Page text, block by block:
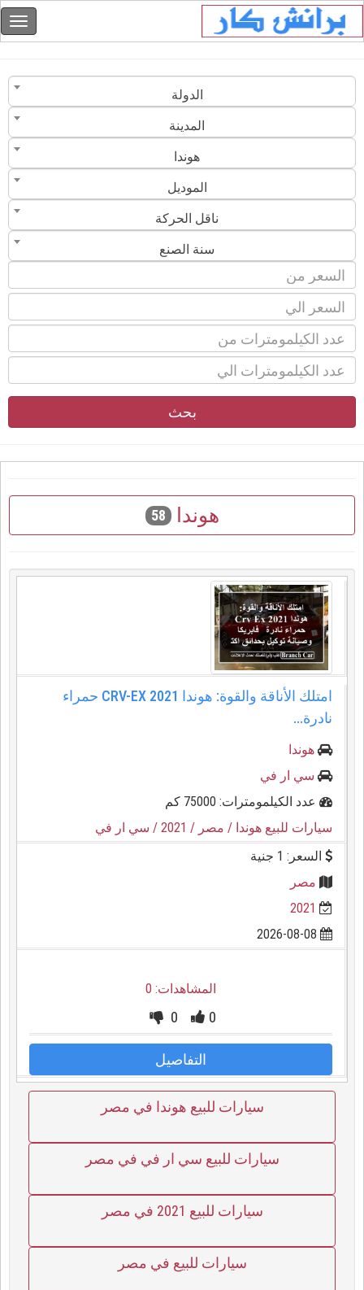
الدولة
المدينة
هوندا
الموديل
ناقل الحركة
سنة الصنع
بحث
هوندا 58
امتلك الأناقة والقوة: هوندا CRV-EX 2021 حمراء
نادرة...
هوندا
سي ار في
عدد الكيلمومترات: 75000 كم
سيارات للبيع هوندا / مصر / 2021
/ سي ار في
السعر: 1 جنية
مصر
2021
المشاهدات: 0
0
0
التفاصيل
سيارات للبيع هوندا في مصر
سيارات للبيع سي ار في في مصر
سيارات للبيع 2021 في مصر
سيارات للبيع في مصر